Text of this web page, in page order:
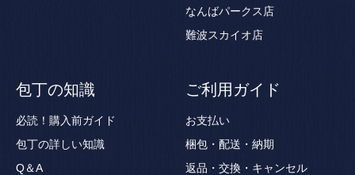
なんばパークス店
難波スカイオ店
包丁の知識
必読！購入前ガイド
包丁の詳しい知識
Q＆A
ご利用ガイド
お支払い
梱包・配送・納期
返品・交換・キャンセル